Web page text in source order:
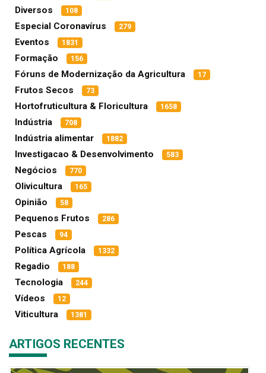
Diversos 108
Especial Coronavírus 279
Eventos 1831
Formação 156
Fóruns de Modernização da Agricultura 17
Frutos Secos 73
Hortofruticultura & Floricultura 1658
Indústria 708
Indústria alimentar 1882
Investigacao & Desenvolvimento 583
Negócios 770
Olivicultura 165
Opinião 58
Pequenos Frutos 286
Pescas 94
Política Agrícola 1332
Regadio 188
Tecnologia 244
Vídeos 12
Viticultura 1381
ARTIGOS RECENTES